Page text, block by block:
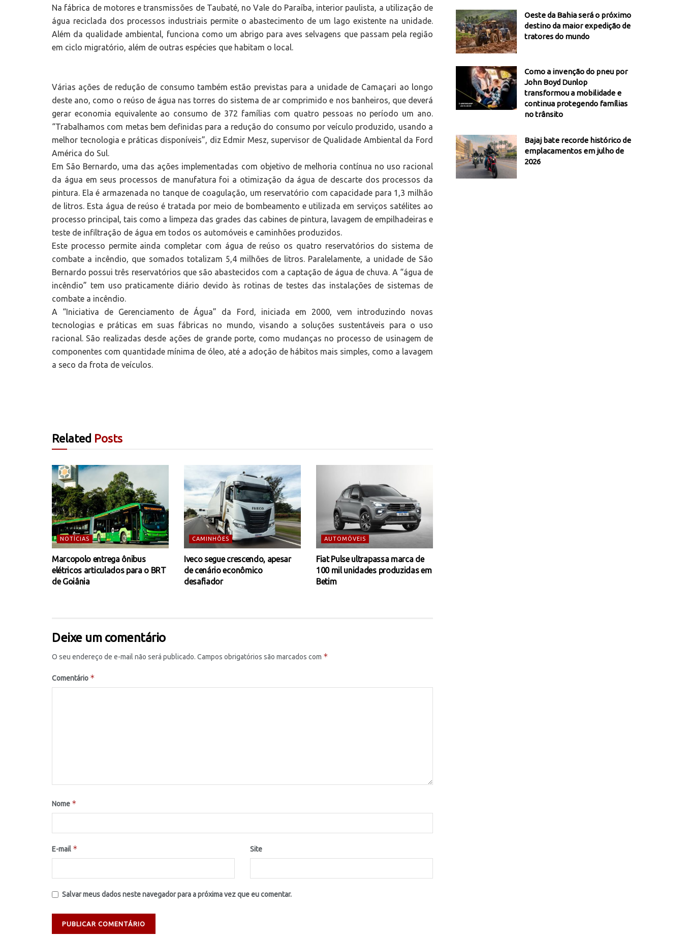
Na fábrica de motores e transmissões de Taubaté, no Vale do Paraíba, interior paulista, a utilização de
água reciclada dos processos industriais permite o abastecimento de um lago existente na unidade.
Além da qualidade ambiental, funciona como um abrigo para aves selvagens que passam pela região
em ciclo migratório, além de outras espécies que habitam o local.
Várias ações de redução de consumo também estão previstas para a unidade de Camaçari ao longo
deste ano, como o reúso de água nas torres do sistema de ar comprimido e nos banheiros, que deverá
gerar economia equivalente ao consumo de 372 famílias com quatro pessoas no período um ano.
“Trabalhamos com metas bem definidas para a redução do consumo por veículo produzido, usando a
melhor tecnologia e práticas disponíveis”, diz Edmir Mesz, supervisor de Qualidade Ambiental da Ford
América do Sul.
Em São Bernardo, uma das ações implementadas com objetivo de melhoria contínua no uso racional
da água em seus processos de manufatura foi a otimização da água de descarte dos processos da
pintura. Ela é armazenada no tanque de coagulação, um reservatório com capacidade para 1,3 milhão
de litros. Esta água de reúso é tratada por meio de bombeamento e utilizada em serviços satélites ao
processo principal, tais como a limpeza das grades das cabines de pintura, lavagem de empilhadeiras e
teste de infiltração de água em todos os automóveis e caminhões produzidos.
Este processo permite ainda completar com água de reúso os quatro reservatórios do sistema de
combate a incêndio, que somados totalizam 5,4 milhões de litros. Paralelamente, a unidade de São
Bernardo possui três reservatórios que são abastecidos com a captação de água de chuva. A “água de
incêndio” tem uso praticamente diário devido às rotinas de testes das instalações de sistemas de
combate a incêndio.
A “Iniciativa de Gerenciamento de Água” da Ford, iniciada em 2000, vem introduzindo novas
tecnologias e práticas em suas fábricas no mundo, visando a soluções sustentáveis para o uso
racional. São realizadas desde ações de grande porte, como mudanças no processo de usinagem de
componentes com quantidade mínima de óleo, até a adoção de hábitos mais simples, como a lavagem
a seco da frota de veículos.
Related Posts
NOTÍCIAS
Marcopolo entrega ônibus
elétricos articulados para o BRT
de Goiânia
CAMINHÕES
Iveco segue crescendo, apesar
de cenário econômico
desafiador
AUTOMÓVEIS
Fiat Pulse ultrapassa marca de
100 mil unidades produzidas em
Betim
Deixe um comentário
O seu endereço de e-mail não será publicado. Campos obrigatórios são marcados com *
Comentário *
Nome *
E-mail * Site
Salvar meus dados neste navegador para a próxima vez que eu comentar.
Oeste da Bahia será o próximo
destino da maior expedição de
tratores do mundo
Como a invenção do pneu por
John Boyd Dunlop
transformou a mobilidade e
continua protegendo famílias
no trânsito
Bajaj bate recorde histórico de
emplacamentos em julho de
2026